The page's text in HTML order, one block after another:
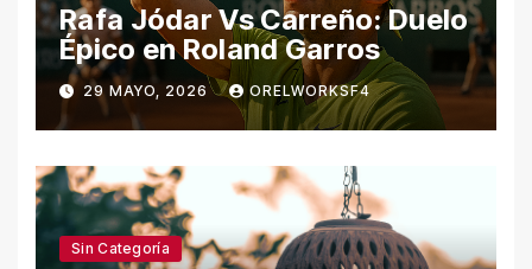
Rafa Jódar Vs Carreño: Duelo
Épico en Roland Garros
29 MAYO, 2026 ORELWORKSF4
Sin Categoría